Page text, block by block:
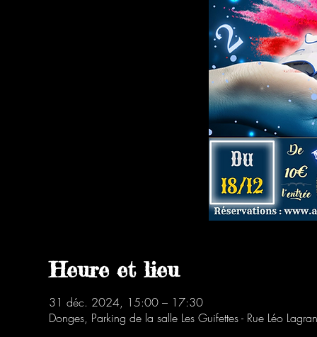
Heure et lieu
31 déc. 2024, 15:00 – 17:30
Donges, Parking de la salle Les Guifettes - Rue Léo